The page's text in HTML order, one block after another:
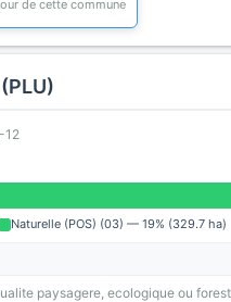
de cette commune
12
Naturelle (POS) (03) — 19% (329.7 ha)
paysagere, ecologique ou